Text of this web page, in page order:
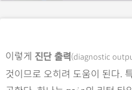
u
s
이렇게 진단 출력 (diagnostic
것이므로 오히려 도움이 된다.